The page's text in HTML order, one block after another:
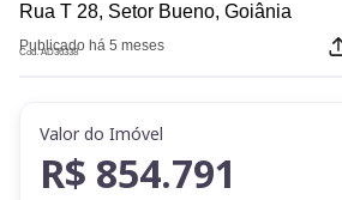
Rua T 28, Setor Bueno, Goiânia
Publicado há 5 meses
Cod. AD36338
Valor do Imóvel
R$ 854.791